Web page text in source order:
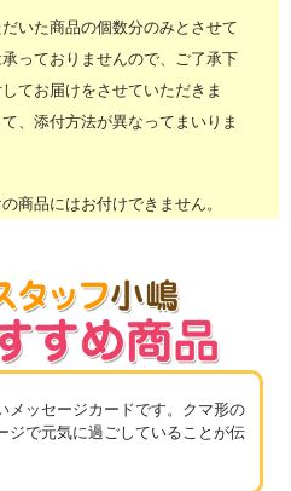
いた商品の個数分のみとさせて
っておりませんので、ご了承下
てお届けをさせていただきま
、添付方法が異なってまいりま
商品にはお付けできません。
メッセージカードです。クマ形の
ジで元気に過ごしていることが伝